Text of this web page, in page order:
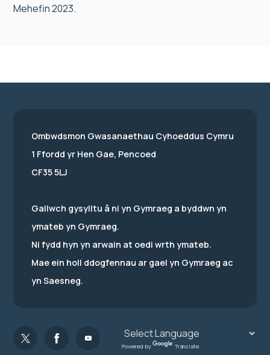
Mehefin 2023.
Ombwdsmon Gwasanaethau Cyhoeddus Cymru
1 Ffordd yr Hen Gae, Pencoed
CF35 5LJ
Gallwch gysylltu â ni yn Gymraeg a byddwn yn
ymateb yn Gymraeg.
Ni fydd hyn yn arwain at oedi wrth ymateb.
Mae ein holl ddogfennau ar gael yn Gymraeg ac
yn Saesneg.
Powered by Translate